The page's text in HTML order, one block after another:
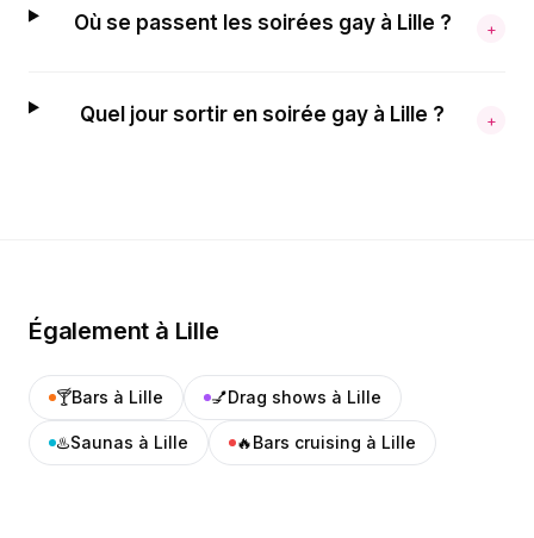
Où se passent les soirées gay à Lille ? +
Quel jour sortir en soirée gay à Lille ? +
Également à Lille
🍸Bars à Lille 💅Drag shows à Lille
♨️Saunas à Lille 🔥Bars cruising à Lille